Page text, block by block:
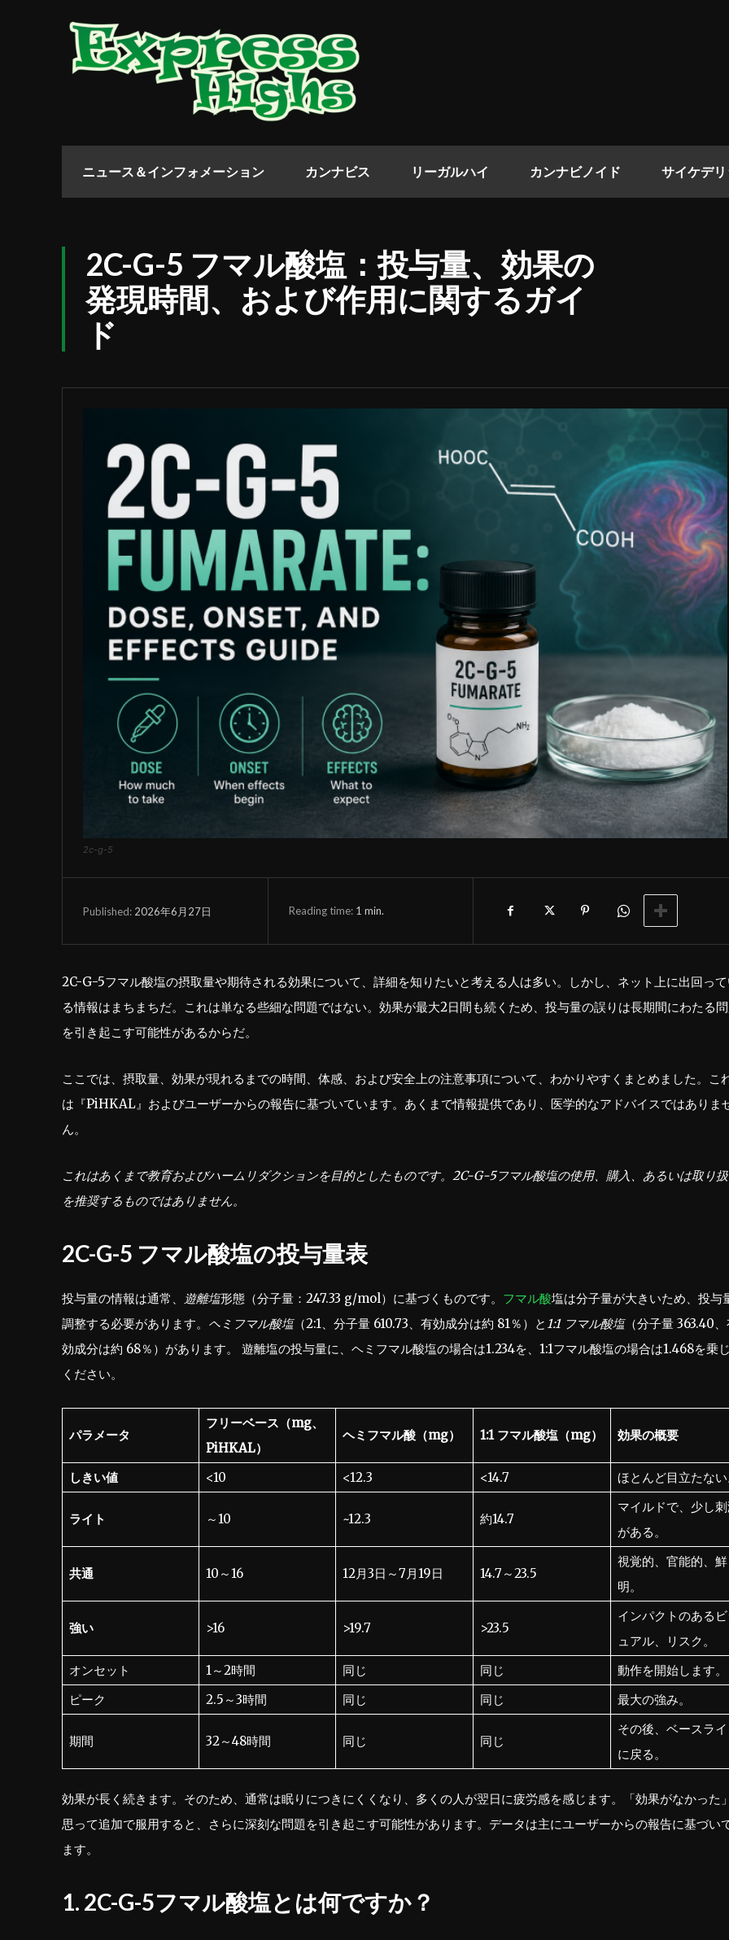
ニュース＆インフォメーション カンナビス リーガルハイ カンナビノイド サイケデリ
2C-G-5 フマル酸塩：投与量、効果の
発現時間、および作用に関するガイ
ド
2c-g-5
Published: 2026年6月27日 Reading time: 1 min.
2C-G-5フマル酸塩の摂取量や期待される効果について、詳細を知りたいと考える人は多い。しかし、ネット上に出回っ
る情報はまちまちだ。これは単なる些細な問題ではない。効果が最大2日間も続くため、投与量の誤りは長期間にわたる
を引き起こす可能性があるからだ。
ここでは、摂取量、効果が現れるまでの時間、体感、および安全上の注意事項について、わかりやすくまとめました。こ
は『PiHKAL』およびユーザーからの報告に基づいています。あくまで情報提供であり、医学的なアドバイスではありま
ん。
これはあくまで教育およびハームリダクションを目的としたものです。2C-G-5フマル酸塩の使用、購入、あるいは取り
を推奨するものではありません。
2C-G-5 フマル酸塩の投与量表
投与量の情報は通常、 遊離塩形態（分子量：247.33 g/mol）に基づくものです。 フマル酸塩は分子量が大きいため、投与
調整する必要があります。 ヘミフマル酸塩（2:1、分子量 610.73、有効成分は約 81％）と 1:1 フマル酸塩（分子量 363.40
効成分は約 68％）があります。 遊離塩の投与量に、ヘミフマル酸塩の場合は1.234を、1:1フマル酸塩の場合は1.468を乗
ください。
パラメータ
フリーベース（mg、
PiHKAL）
ヘミフマル酸（mg） 1:1 フマル酸塩（mg） 効果の概要
しきい値 <10 <12.3 <14.7 ほとんど目立たない
ライト ～10 ~12.3 約14.7
マイルドで、少し
がある。
共通 10～16 12月3日～7月19日 14.7～23.5
視覚的、官能的、鮮
明。
強い >16 >19.7 >23.5
インパクトのある
ュアル、リスク。
オンセット
1～2時間 同じ 同じ
動作を開始します。
ピーク
2.5～3時間 同じ 同じ 最大の強み。
期間 32～48時間 同じ 同じ
その後、ベースラ
に戻る。
効果が長く続きます。そのため、通常は眠りにつきにくくなり、多くの人が翌日に疲労感を感じます。「効果がなかった
思って追加で服用すると、さらに深刻な問題を引き起こす可能性があります。データは主にユーザーからの報告に基づい
ます。
1. 2C-G-5フマル酸塩とは何ですか？